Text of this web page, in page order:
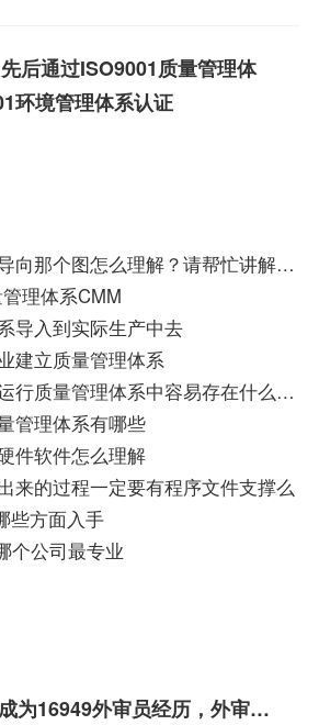
后通过ISO9001质量管理体
环境管理体系认证
质量管理体系过程导向那个图怎么理解？请帮忙讲解一下！谢谢！
理体系CMM
导入到实际生产中去
建立质量管理体系
医疗器械经营企业运行质量管理体系中容易存在什么问题
管理体系有哪些
件软件怎么理解
来的过程一定要有程序文件支撑么
些方面入手
个公司最专业
成为16949外审员经历，外审员